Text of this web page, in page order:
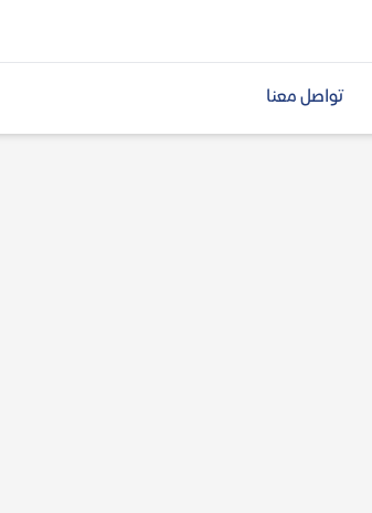
تواصل معنا